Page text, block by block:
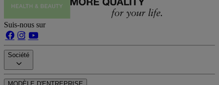
Suis-nous sur
Société
MODÈLE D'ENTREPRISE